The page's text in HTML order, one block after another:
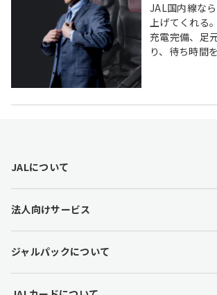
JAL国内線な
上げてくれる
充電完備、足
り、待ち時間
o
e
i
n
JALについて
法人向けサービス
ジャルパックについて